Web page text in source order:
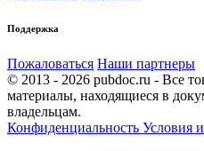
Поддержка
Пожаловаться Наши партнеры
© 2013 - 2026 pubdoc.ru - Все
материалы, находящиеся в
владельцам.
Конфиденциальность Условия